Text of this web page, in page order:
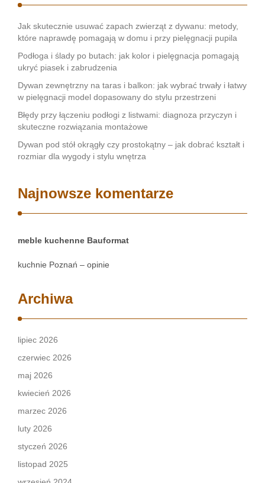
Jak skutecznie usuwać zapach zwierząt z dywanu: metody,
które naprawdę pomagają w domu i przy pielęgnacji pupila
Podłoga i ślady po butach: jak kolor i pielęgnacja pomagają
ukryć piasek i zabrudzenia
Dywan zewnętrzny na taras i balkon: jak wybrać trwały i łatwy
w pielęgnacji model dopasowany do stylu przestrzeni
Błędy przy łączeniu podłogi z listwami: diagnoza przyczyn i
skuteczne rozwiązania montażowe
Dywan pod stół okrągły czy prostokątny – jak dobrać kształt i
rozmiar dla wygody i stylu wnętrza
Najnowsze komentarze
meble kuchenne Bauformat
kuchnie Poznań – opinie
Archiwa
lipiec 2026
czerwiec 2026
maj 2026
kwiecień 2026
marzec 2026
luty 2026
styczeń 2026
listopad 2025